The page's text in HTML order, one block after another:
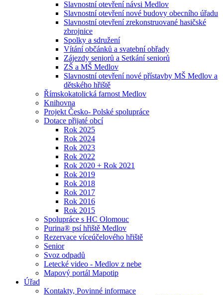
Slavnostní otevření návsi Medlov
Slavnostní otevření nové budovy obecního úřadu
Slavnostní otevření zrekonstruované hasičské
zbrojnice
Spolky a sdružení
Vítání občánků a svatební obřady
Zájezdy seniorů a Setkání seniorů
ZŠ a MŠ Medlov
Slavnostní otevření nové přístavby MŠ Medlov a
dětského hřiště
Římskokatolická farnost Medlov
Knihovna
Projekt Česko- Polské spolupráce
Dotace přijaté obcí
Rok 2025
Rok 2024
Rok 2023
Rok 2022
Rok 2020 + Rok 2021
Rok 2019
Rok 2018
Rok 2017
Rok 2016
Rok 2015
Spolupráce s HC Olomouc
Purina® psí hřiště Medlov
Rezervace víceúčelového hřiště
Senior
Svoz odpadů
Letecké video - Medlov z nebe
Mapový portál Mapotip
Úřad
Kontakty, Povinné informace